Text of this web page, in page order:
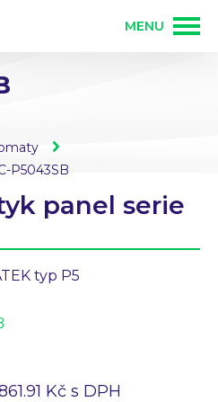
automaty
elektroniky
MENU
P5043SB
panel serie
typ P5
Kč s DPH